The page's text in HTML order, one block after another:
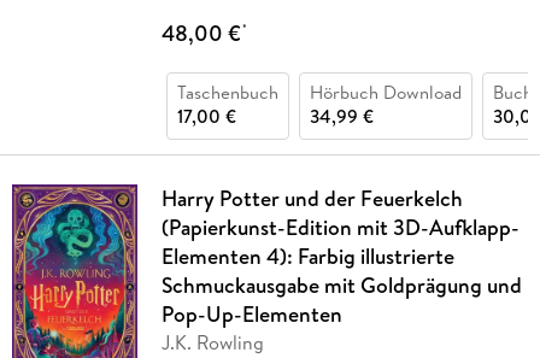
48,00 €*
Taschenbuch
17,00 €
Hörbuch Download
34,99 €
Buch
Harry Potter und der Feuerkelch
(Papierkunst-Edition mit 3D-Aufklapp-
Elementen 4): Farbig illustrierte
Schmuckausgabe mit Goldprägung und
Pop-Up-Elementen
J.K. Rowling